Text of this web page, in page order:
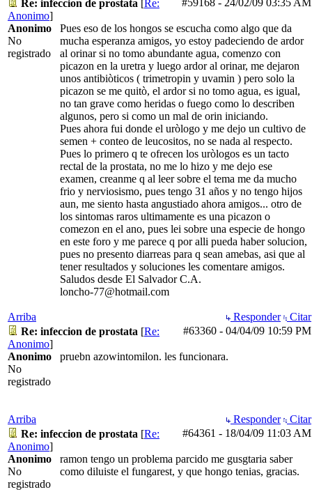
#59168 - 24/02/09 03:35 AM
Re: infeccion de prostata [Re:
Anonimo]
Anonimo
No
registrado
Pues eso de los hongos se escucha como algo que da
mucha esperanza amigos, yo estoy padeciendo de ardor
al orinar si no tomo abundante agua, comenzo con
picazon en la uretra y luego ardor al orinar, me dejaron
unos antibiòticos ( trimetropin y uvamin ) pero solo la
picazon se me quitò, el ardor si no tomo agua, es igual,
no tan grave como heridas o fuego como lo describen
algunos, pero si como un mal de orin iniciando.
Pues ahora fui donde el uròlogo y me dejo un cultivo de
semen + conteo de leucositos, no se nada al respecto.
Pues lo primero q te ofrecen los uròlogos es un tacto
rectal de la prostata, no me lo hizo y me dejo ese
examen, creanme q al leer sobre el tema me da mucho
frio y nerviosismo, pues tengo 31 años y no tengo hijos
aun, me siento hasta angustiado ahora amigos... otro de
los sintomas raros ultimamente es una picazon o
comezon en el ano, pues lei sobre una especie de hongo
en este foro y me parece q por alli pueda haber solucion,
pues no presento diarreas para q sean amebas, asi que al
tener resultados y soluciones les comentare amigos.
Saludos desde El Salvador C.A.
loncho-77@hotmail.com
Arriba Responder
Citar
#63360 - 04/04/09 10:59 PM
Re: infeccion de prostata [Re:
Anonimo]
Anonimo
No
registrado
pruebn azowintomilon. les funcionara.
Arriba Responder
Citar
#64361 - 18/04/09 11:03 AM
Re: infeccion de prostata [Re:
Anonimo]
Anonimo
No
registrado
ramon tengo un problema parcido me gusgtaria saber
como diluiste el fungarest, y que hongo tenias, gracias.